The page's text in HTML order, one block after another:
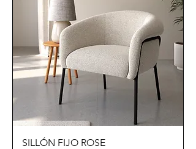
SILLÓN FIJO ROSE